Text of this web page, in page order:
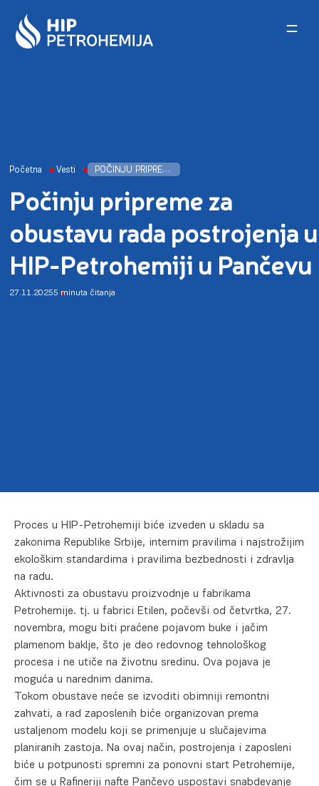
Početna Vesti POČINJU PRIPREME ZA OBUSTAVU RADA POSTROJENJA U HIP-PETROHEMIJI U PANČEVU
Počinju pripreme za
obustavu rada postrojenja u
HIP-Petrohemiji u Pančevu
27.11.20255 minuta čitanja
Proces u HIP-Petrohemiji biće izveden u skladu sa
zakonima Republike Srbije, internim pravilima i najstrožijim
ekološkim standardima i pravilima bezbednosti i zdravlja
na radu.
Aktivnosti za obustavu proizvodnje u fabrikama
Petrohemije. tj. u fabrici Etilen, počevši od četvrtka, 27.
novembra, mogu biti praćene pojavom buke i jačim
plamenom baklje, što je deo redovnog tehnološkog
procesa i ne utiče na životnu sredinu. Ova pojava je
moguća u narednim danima.
Tokom obustave neće se izvoditi obimniji remontni
zahvati, a rad zaposlenih biće organizovan prema
ustaljenom modelu koji se primenjuje u slučajevima
planiranih zastoja. Na ovaj način, postrojenja i zaposleni
biće u potpunosti spremni za ponovni start Petrohemije,
čim se u Rafineriji nafte Pančevo uspostavi snabdevanje